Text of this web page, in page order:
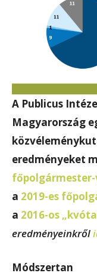
A Publicus
Magyarország
eredményeket
a 2019-es
a 2016-os
eredményeinkről
Módszertan